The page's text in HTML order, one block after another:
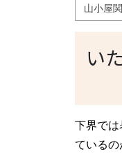
山小屋
い
下界では
ているの